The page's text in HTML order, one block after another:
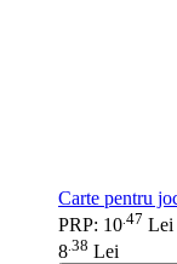
Carte pentru
PRP: 10 47 Lei
8 38 Lei